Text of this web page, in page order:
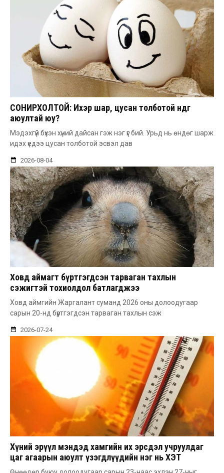
СОНИРХОЛТОЙ: Ихэр шар, цусан толботой өндөг
аюултай юу?
Мэдэхгүй бүхэн хүний дайсан гэж нэг үг бий. Урьд нь өндөг шарж
идэх үедээ цусан толботой эсвэл дав
2026-08-04
Ховд аймагт бүртгэгдсэн тарваган тахлын
сэжигтэй тохиолдол батлагджээ
Ховд аймгийн Жаргалант суманд 2026 оны долоодугаар
сарын 20-нд бүртгэгдсэн тарваган тахлын сэж
2026-07-24
Хүний эрүүл мэндэд хамгийн их эрсдэл учруулдаг
цаг агаарын аюулт үзэгдлүүдийн нэг нь ХЭТ
ХАЛУУН